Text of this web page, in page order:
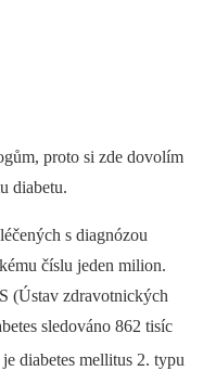
proto si zde dovolím
diabetu.
s diagnózou
číslu jeden milion.
(Ústav zdravotnických
sledováno 862 tisíc
diabetes mellitus 2. typu